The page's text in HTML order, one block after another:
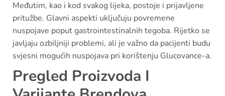
Međutim, kao i kod svakog lijeka, postoje i prijavljene
pritužbe. Glavni aspekti uključuju povremene
nuspojave poput gastrointestinalnih tegoba. Rijetko se
javljaju ozbiljniji problemi, ali je važno da pacijenti budu
svjesni mogućih nuspojava pri korištenju Glucovance-a.
Pregled Proizvoda I